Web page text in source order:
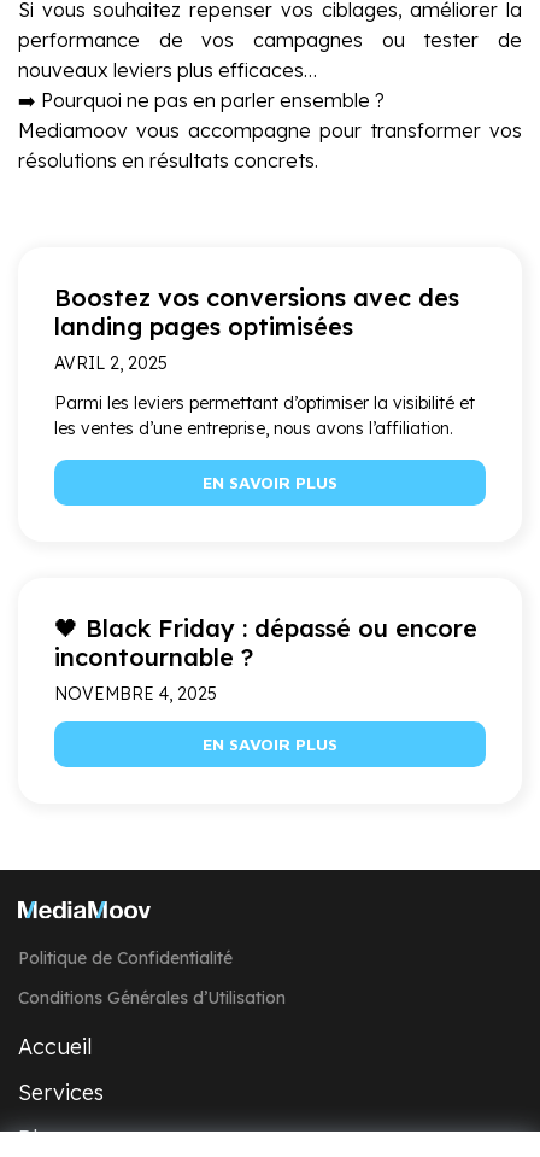
Si vous souhaitez repenser vos ciblages, améliorer la
performance de vos campagnes ou tester de
nouveaux leviers plus efficaces…
➡️ Pourquoi ne pas en parler ensemble ?
Mediamoov vous accompagne pour transformer vos
résolutions en résultats concrets.
Boostez vos conversions avec des
landing pages optimisées
AVRIL 2, 2025
Parmi les leviers permettant d’optimiser la visibilité et
les ventes d’une entreprise, nous avons l’affiliation.
EN SAVOIR PLUS
🖤 Black Friday : dépassé ou encore
incontournable ?
NOVEMBRE 4, 2025
EN SAVOIR PLUS
Politique de Confidentialité
Conditions Générales d’Utilisation
Accueil
Services
Blog